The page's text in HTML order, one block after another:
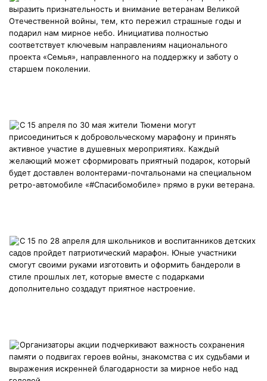
выразить признательность и внимание ветеранам Великой
Отечественной войны, тем, кто пережил страшные годы и
подарил нам мирное небо. Инициатива полностью
соответствует ключевым направлениям национального
проекта «Семья», направленного на поддержку и заботу о
старшем поколении.
️С 15 апреля по 30 мая жители Тюмени могут
присоединиться к добровольческому марафону и принять
активное участие в душевных мероприятиях. Каждый
желающий может сформировать приятный подарок, который
будет доставлен волонтерами-почтальонами на специальном
ретро-автомобиле «#Спасибомобиле» прямо в руки ветерана.
️С 15 по 28 апреля для школьников и воспитанников детских
садов пройдет патриотический марафон. Юные участники
смогут своими руками изготовить и оформить бандероли в
стиле прошлых лет, которые вместе с подарками
дополнительно создадут приятное настроение.
Организаторы акции подчеркивают важность сохранения
памяти о подвигах героев войны, знакомства с их судьбами и
выражения искренней благодарности за мирное небо над